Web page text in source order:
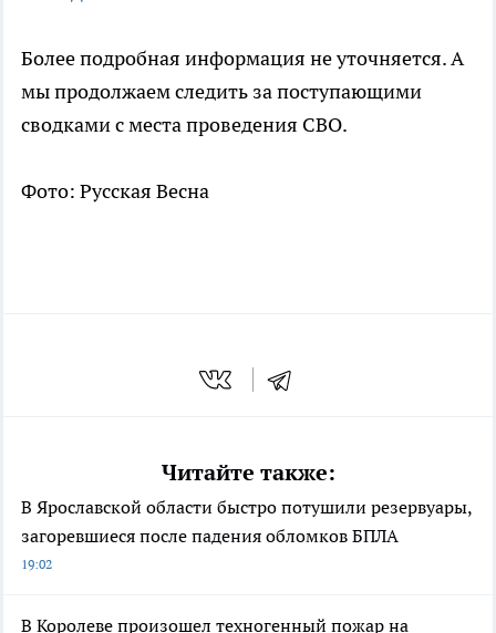
Более подробная информация не уточняется. А
мы продолжаем следить за поступающими
сводками с места проведения СВО.
Фото: Русская Весна
Читайте также:
В Ярославской области быстро потушили резервуары,
загоревшиеся после падения обломков БПЛА
19:02
В Королеве произошел техногенный пожар на